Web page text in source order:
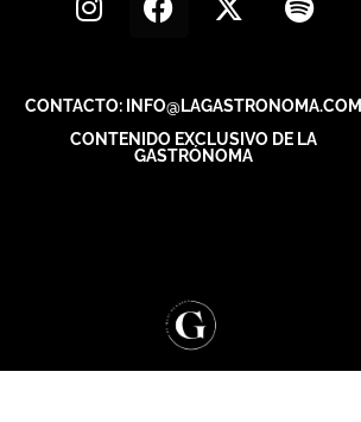
CONTACTO: INFO@LAGASTRONOMA.COM
CONTENIDO EXCLUSIVO DE LA
GASTRÓNOMA